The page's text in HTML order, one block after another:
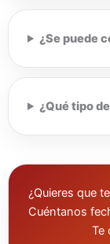
¿Se puede
¿Qué tipo
¿Quieres que
Cuéntanos
Te